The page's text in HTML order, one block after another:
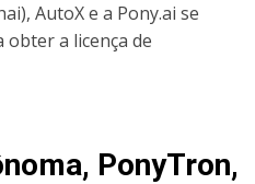
AutoX e a Pony.ai se
a licença de
PonyTron,